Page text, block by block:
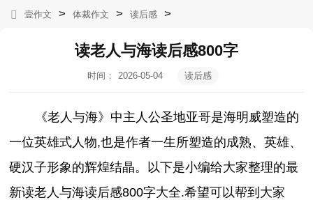
壹作文 > 体裁作文 > 读后感 >
读老人与海读后感800字
时间：
2026-05-04
读后感
《老人与海》中主人公圣地亚哥是海明威塑造的
一位英雄式人物,也是作者一生所塑造的成熟、英雄、
硬汉子形象的辉煌结晶。以下是小编给大家整理的最
新读老人与海读后感800字大全.希望可以帮到大家